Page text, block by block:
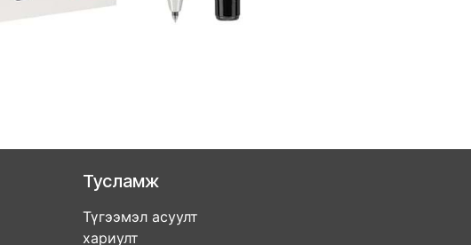
Тусламж
Түгээмэл асуулт
хариулт